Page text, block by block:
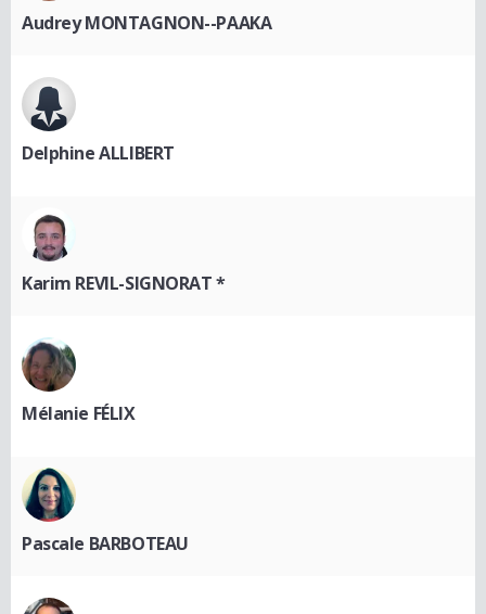
Audrey MONTAGNON--PAAKA
Delphine ALLIBERT
Karim REVIL-SIGNORAT *
Mélanie FÉLIX
Pascale BARBOTEAU